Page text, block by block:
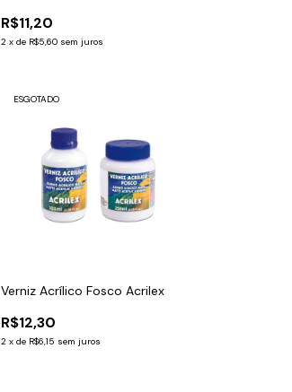
R$11,20
2 x de R$5,60 sem juros
ESGOTADO
Verniz Acrílico Fosco Acrilex
R$12,30
2 x de R$6,15 sem juros